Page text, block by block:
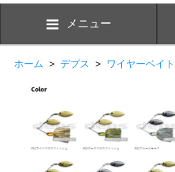
メニュー
ホーム > デプス > ワイヤーベイト